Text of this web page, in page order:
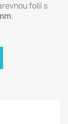
folií s
.